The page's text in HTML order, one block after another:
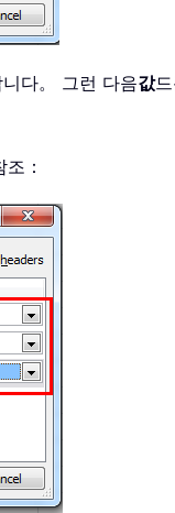
다。 그런 다음값
：